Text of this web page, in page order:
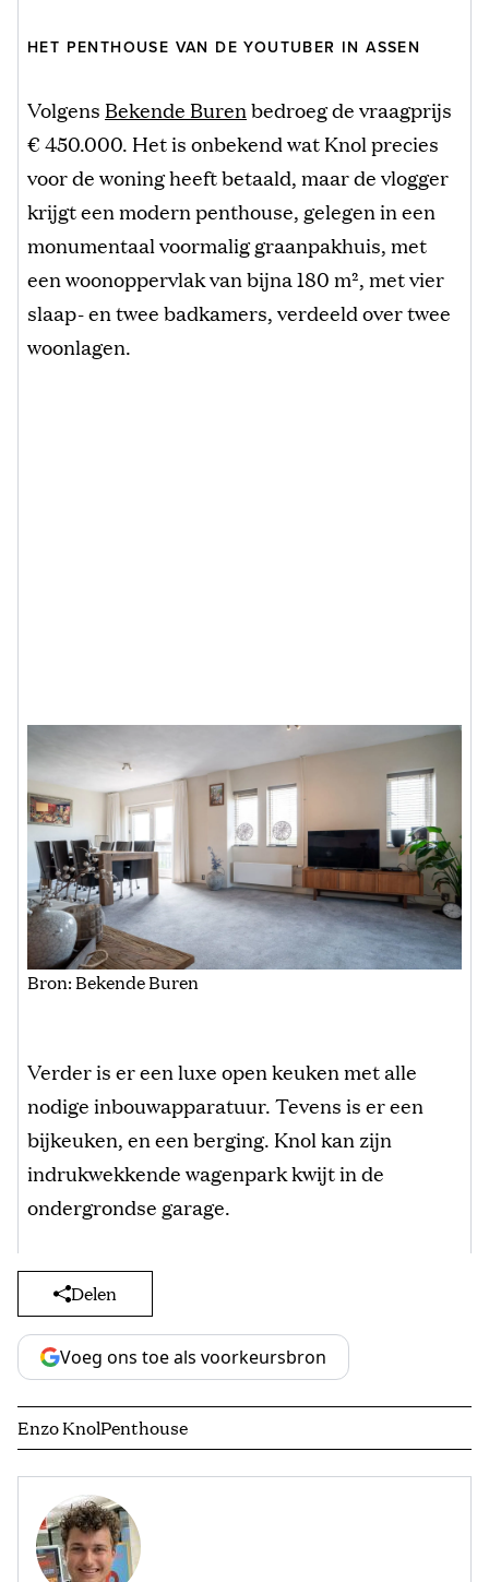
HET PENTHOUSE VAN DE YOUTUBER IN ASSEN
Volgens Bekende Burenbedroeg de vraagprijs
€ 450.000. Het is onbekend wat Knol precies
voor de woning heeft betaald, maar de vlogger
krijgt een modern penthouse, gelegen in een
monumentaal voormalig graanpakhuis, met
een woonoppervlak van bijna 180 m², met vier
slaap- en twee badkamers, verdeeld over twee
woonlagen.
Bron: Bekende Buren
Verder is er een luxe open keuken met alle
nodige inbouwapparatuur. Tevens is er een
bijkeuken, en een berging. Knol kan zijn
indrukwekkende wagenpark kwijt in de
ondergrondse garage.
Delen
Voeg ons toe als voorkeursbron
Enzo KnolPenthouse